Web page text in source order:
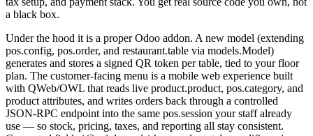
a black box.
Under the hood it is a proper Odoo addon. A new model (extending
pos.config, pos.order, and restaurant.table via models.Model)
generates and stores a signed QR token per table, tied to your floor
plan. The customer-facing menu is a mobile web experience built
with QWeb/OWL that reads live product.product, pos.category, and
product attributes, and writes orders back through a controlled
JSON-RPC endpoint into the same pos.session your staff already
use — so stock, pricing, taxes, and reporting all stay consistent.